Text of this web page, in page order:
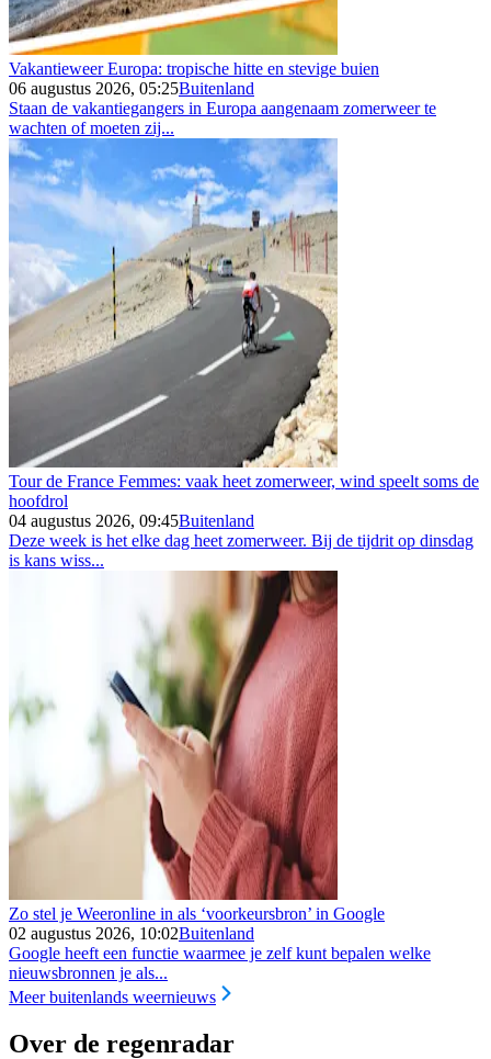
Vakantieweer Europa: tropische hitte en stevige buien
06 augustus 2026, 05:25Buitenland
Staan de vakantiegangers in Europa aangenaam zomerweer te
wachten of moeten zij...
Tour de France Femmes: vaak heet zomerweer, wind speelt soms de
hoofdrol
04 augustus 2026, 09:45Buitenland
Deze week is het elke dag heet zomerweer. Bij de tijdrit op dinsdag
is kans wiss...
Zo stel je Weeronline in als ‘voorkeursbron’ in Google
02 augustus 2026, 10:02Buitenland
Google heeft een functie waarmee je zelf kunt bepalen welke
nieuwsbronnen je als...
Meer buitenlands weernieuws
Over de regenradar